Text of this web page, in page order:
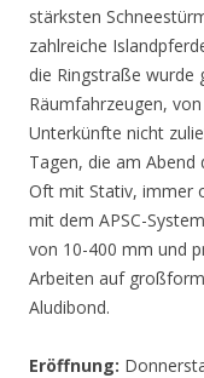
stärksten
zahlreiche
die Ringstraße wurde
Räumfahrzeugen,
Unterkünfte nicht
Tagen, die am
Oft mit Stativ, immer
mit dem APSC-
von 10-400 mm und
Arbeiten auf
Aludibond.
Eröffnung: